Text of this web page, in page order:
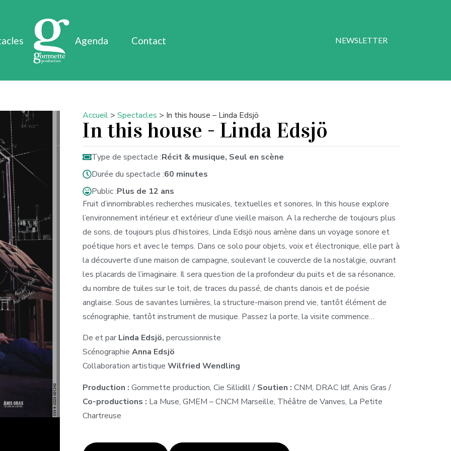
Agenda Contact NEWSLETTER
Accueil> Spectacles > In this house – Linda Edsjö
In this house - Linda Edsjö
Type de spectacle :Récit & musique, Seul en scène
Durée du spectacle :60 minutes
Public :Plus de 12 ans
Fruit d’innombrables recherches musicales, textuelles et sonores, In this house explore
l’environnement intérieur et extérieur d’une vieille maison. A la recherche de toujours plus
de sons, de toujours plus d’histoires, Linda Edsjö nous amène dans un voyage sonore et
poétique hors et avec le temps. Dans ce solo pour objets, voix et électronique, elle part à
la découverte d’une maison de campagne, soulevant le couvercle de la nostalgie, ouvrant
les placards de l’imaginaire. Il sera question de la profondeur du puits et de sa résonance,
du nombre de tuiles sur le toit, de traces du passé, de chants danois et de poésie
anglaise. Sous de savantes lumières, la structure-maison prend vie, tantôt élément de
scénographie, tantôt instrument de musique. Passez la porte, la visite commence…
De et par Linda Edsjö, percussionniste
Scénographie Anna Edsjö
Collaboration artistique Wilfried Wendling
Production : Gommette production, Cie Sillidill / Soutien : CNM, DRAC Idf, Anis Gras /
Co-productions : La Muse, GMEM – CNCM Marseille, Théâtre de Vanves, La Petite
Chartreuse